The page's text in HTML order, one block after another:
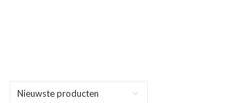
Nieuwste producten